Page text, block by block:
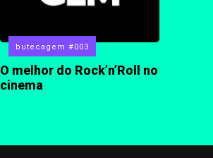
butecagem #003
O melhor do Rock’n’Roll no
cinema